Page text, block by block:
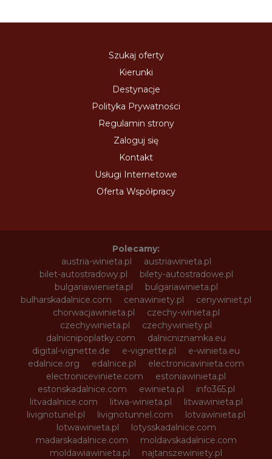
Szukaj oferty
Kierunki
Destynacje
Polityka Prywatności
Regulamin strony
Zaloguj się
Kontakt
Usługi Internetowe
Oferta Współpracy
Polecamy:
austria-winieta.pl
austriawinieta.pl
bilet-autostradowy.pl
bilety-autostradowe.pl
bulgariawienieta.pl
bulgariawinieta.pl
bulharskadalnice.com
cenawiniety.pl
cenywiniet.pl
chorwacjawinieta.pl
czechy-winieta.pl
czechywinieta.pl
czechywiniety.pl
dalnicnipoplatky.com
dalnicniznamka.eu
digital-vignette.de
e-vignette.pl
e-winieta.eu
edalnice.org
edalnice.pl
electronicavinieta.com
electroniceviniete.com
estoniawinieta.pl
estonskadalnice.com
ewinieta.pl
info365.pl
litvadalnice.com
litwa-winieta.pl
litwawinieta.pl
livignotunel.pl
livignotunnel.com
lotvawinieta.pl
lotwawinieta.pl
lotysskadalnice.com
madarskadalnice.com
moldavskadalnice.com
moldawiawinieta.pl
najtanszewiniety.pl